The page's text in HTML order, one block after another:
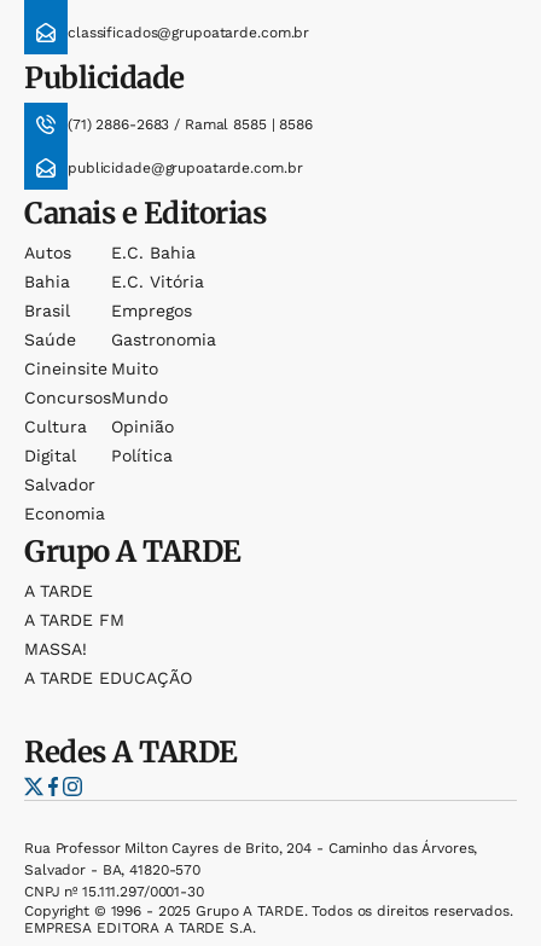
classificados@grupoatarde.com.br
Publicidade
(71) 2886-2683 / Ramal 8585 | 8586
publicidade@grupoatarde.com.br
Canais e Editorias
Autos
Bahia
Brasil
Saúde
Cineinsite
Concursos
Cultura
Digital
Salvador
Economia
E.c. Bahia
E.c. Vitória
Empregos
Gastronomia
Muito
Mundo
Opinião
Política
GrupoA TARDE
A TARDE
A TARDE FM
MASSA!
A TARDE EDUCAÇÃO
RedesA TARDE
Rua Professor Milton Cayres de Brito, 204 - Caminho das Árvores,
Salvador - BA, 41820-570
CNPJ nº 15.111.297/0001-30
Copyright © 1996 - 2025 Grupo A TARDE. Todos os direitos reservados.
EMPRESA EDITORA A TARDE S.A.